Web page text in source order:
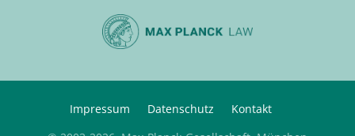
Impressum Datenschutz
Kontakt